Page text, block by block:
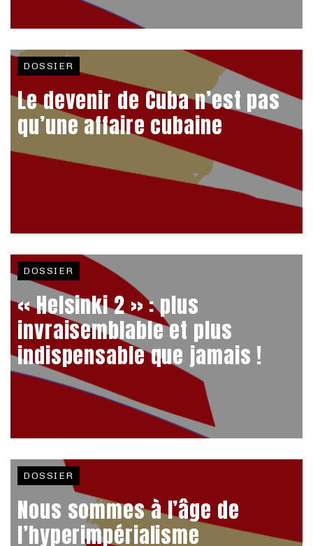
DOSSIER
Le devenir de Cuba n’est pas
qu’une affaire cubaine
DOSSIER
« Helsinki 2 » : plus
invraisemblable et plus
indispensable que jamais !
DOSSIER
Nous sommes à l’âge de
l’hyperimpérialisme